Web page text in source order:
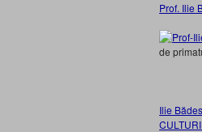
Prof. Ilie
de
Ilie